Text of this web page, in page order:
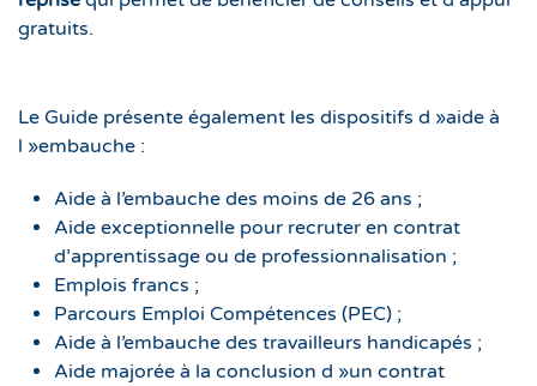
gratuits.
Le Guide présente également les dispositifs d »aide à
l »embauche :
Aide à l’embauche des moins de 26 ans ;
Aide exceptionnelle pour recruter en contrat
d’apprentissage ou de professionnalisation ;
Emplois francs ;
Parcours Emploi Compétences (PEC) ;
Aide à l’embauche des travailleurs handicapés ;
Aide majorée à la conclusion d »un contrat